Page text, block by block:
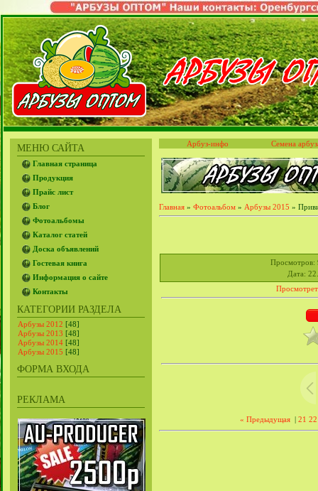
МЕНЮ САЙТА
Главная страница
Продукция
Прайс лист
Блог
Фотоальбомы
Каталог статей
Доска объявлений
Гостевая книга
Информация о сайте
Контакты
КАТЕГОРИИ РАЗДЕЛА
Арбузы 2012 [48]
Арбузы 2013 [48]
Арбузы 2014 [48]
Арбузы 2015 [48]
ФОРМА ВХОДА
РЕКЛАМА
Арбуз-инфо Семена
Главная » Фотоальбом » Арбузы 2015 »
Просмотров:
Дата:
« Предыдущая | 21 22